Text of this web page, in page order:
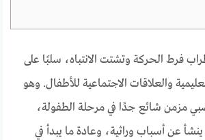
فرط الحركة وتشتت الانتباه، سلبًا على
والعلاقات الاجتماعية للأطفال. وهو
مزمن شائع جدًا في مرحلة الطفولة،
ينشأ عن أسباب وراثية، وعادة ما يبدأ في